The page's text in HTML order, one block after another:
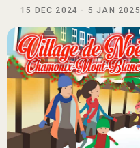
15 DEC 2024 - 5 JAN 2025